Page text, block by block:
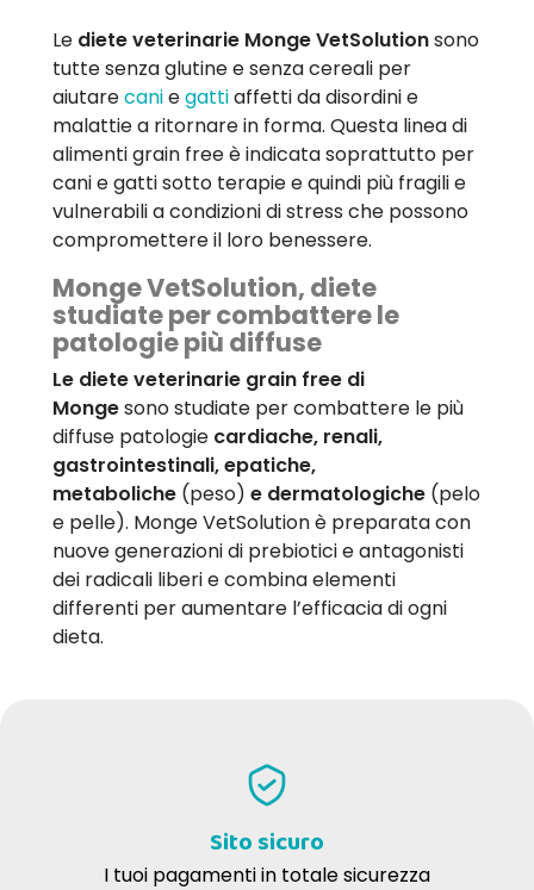
Le diete veterinarie Monge VetSolutionsono
tutte senza glutine e senza cereali per
aiutarecaniegattiaffetti da disordini e
malattie a ritornare in forma. Questa linea di
alimenti grain free è indicata soprattutto per
cani e gatti sotto terapie e quindi più fragili e
vulnerabili a condizioni di stress che possono
compromettere il loro benessere.
Monge VetSolution, diete
studiate per combattere le
patologie più diffuse
Le diete veterinarie grain free di
Mongesono studiate per combattere le più
diffuse patologie cardiache, renali,
gastrointestinali, epatiche,
metaboliche (peso) e dermatologiche (pelo
e pelle). Monge VetSolution è preparata con
nuove generazioni di prebiotici e antagonisti
dei radicali liberi e combina elementi
differenti per aumentare l’efficacia di ogni
dieta.
Sito sicuro
I tuoi pagamenti in totale sicurezza